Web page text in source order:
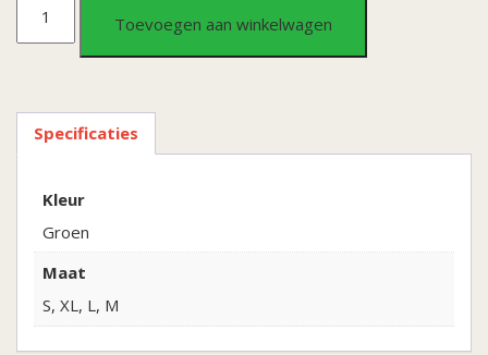
Kostuum
Toevoegen aan winkelwagen
Specificaties
Kleur
Groen
Maat
S, XL, L, M